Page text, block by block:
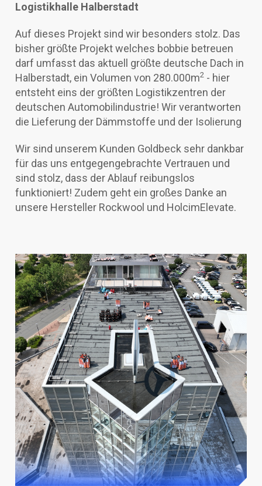
Logistikhalle Halberstadt
Auf dieses Projekt sind wir besonders stolz. Das
bisher größte Projekt welches bobbie betreuen
darf umfasst das aktuell größte deutsche Dach in
Halberstadt, ein Volumen von 280.000m2 - hier
entsteht eins der größten Logistikzentren der
deutschen Automobilindustrie! Wir verantworten
die Lieferung der Dämmstoffe und der Isolierung
Wir sind unserem Kunden Goldbeck sehr dankbar
für das uns entgegengebrachte Vertrauen und
sind stolz, dass der Ablauf reibungslos
funktioniert! Zudem geht ein großes Danke an
unsere Hersteller Rockwool und HolcimElevate.